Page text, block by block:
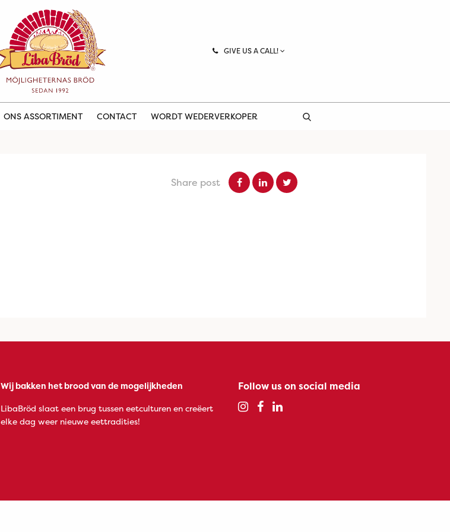
GIVE US A CALL!
ONS ASSORTIMENT CONTACT WORDT WEDERVERKOPER
Share post
Wij bakken het brood van de mogelijkheden
LibaBröd slaat een brug tussen eetculturen en creëert
elke dag weer nieuwe eettradities!
Follow us on social media